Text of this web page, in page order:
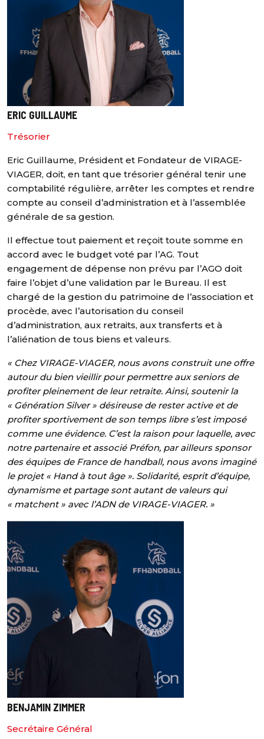
ERIC GUILLAUME
Trésorier
Eric Guillaume, Président et Fondateur de VIRAGE-
VIAGER, doit, en tant que trésorier général tenir une
comptabilité régulière, arrêter les comptes et rendre
compte au conseil d’administration et à l’assemblée
générale de sa gestion.
Il effectue tout paiement et reçoit toute somme en
accord avec le budget voté par l’AG. Tout
engagement de dépense non prévu par l’AGO doit
faire l’objet d’une validation par le Bureau. Il est
chargé de la gestion du patrimoine de l’association et
procède, avec l’autorisation du conseil
d’administration, aux retraits, aux transferts et à
l’aliénation de tous biens et valeurs.
« Chez VIRAGE-VIAGER, nous avons construit une offre
autour du bien vieillir pour permettre aux seniors de
profiter pleinement de leur retraite. Ainsi, soutenir la
« Génération Silver » désireuse de rester active et de
profiter sportivement de son temps libre s’est imposé
comme une évidence. C’est la raison pour laquelle, avec
notre partenaire et associé Préfon, par ailleurs sponsor
des équipes de France de handball, nous avons imaginé
le projet « Hand à tout âge ». Solidarité, esprit d’équipe,
dynamisme et partage sont autant de valeurs qui
« matchent » avec l’ADN de VIRAGE-VIAGER. »
BENJAMIN ZIMMER
Secrétaire Général